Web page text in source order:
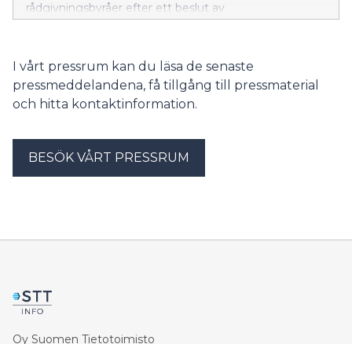
rådgivningsbyråer efter ett beslut av
och med 31.8 kommer invånarna i området att få hjälp
vid Borgå familjecenters rådgivning på Konstfabriken.
I vårt pressrum kan du läsa de senaste
pressmeddelandena, få tillgång till pressmaterial
och hitta kontaktinformation.
BESÖK VÅRT PRESSRUM
Oy Suomen Tietotoimisto